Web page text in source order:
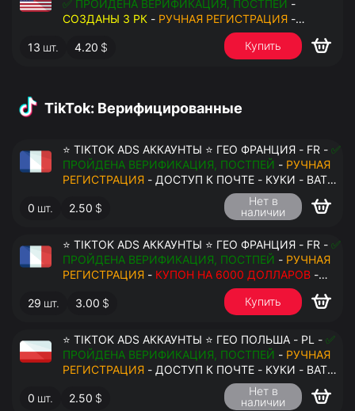
✅ ПРОЙДЕНА ВЕРИФИКАЦИЯ, ПОСТПЕЙ -
СОЗДАНЫ 3 РК - РУЧНАЯ РЕГИСТРАЦИЯ -
ДОСТУП К ПОЧТЕ - КУКИ - ВАТ ЗАПОЛНЕН -
ПЕРЕДАЧА В АНТИДЕТЕКТ
13 шт. 4.20 $ Купить
TikTok: Верифицированные
⭐ TIKTOK ADS АККАУНТЫ ⭐ ГЕО ФРАНЦИЯ - FR - ✅
ПРОЙДЕНА ВЕРИФИКАЦИЯ, ПОСТПЕЙ - РУЧНАЯ
РЕГИСТРАЦИЯ - ДОСТУП К ПОЧТЕ - КУКИ - ВАТ
ЗАПОЛНЕН - ПЕРЕДАЧА В АНТИДЕТЕКТ
0 шт. 2.50 $
Нет в
наличии
⭐ TIKTOK ADS АККАУНТЫ ⭐ ГЕО ФРАНЦИЯ - FR - ✅
ПРОЙДЕНА ВЕРИФИКАЦИЯ, ПОСТПЕЙ - РУЧНАЯ
РЕГИСТРАЦИЯ - КУПОН НА 6000 ДОЛЛАРОВ -
ДОСТУП К ПОЧТЕ - КУКИ - ВАТ ЗАПОЛНЕН -
ПЕРЕДАЧА В АНТИДЕТЕКТ
29 шт. 3.00 $ Купить
⭐ TIKTOK ADS АККАУНТЫ ⭐ ГЕО ПОЛЬША - PL - ✅
ПРОЙДЕНА ВЕРИФИКАЦИЯ, ПОСТПЕЙ - РУЧНАЯ
РЕГИСТРАЦИЯ - ДОСТУП К ПОЧТЕ - КУКИ - ВАТ
ЗАПОЛНЕН - ПЕРЕДАЧА В АНТИДЕТЕКТ
0 шт. 2.50 $
Нет в
наличии